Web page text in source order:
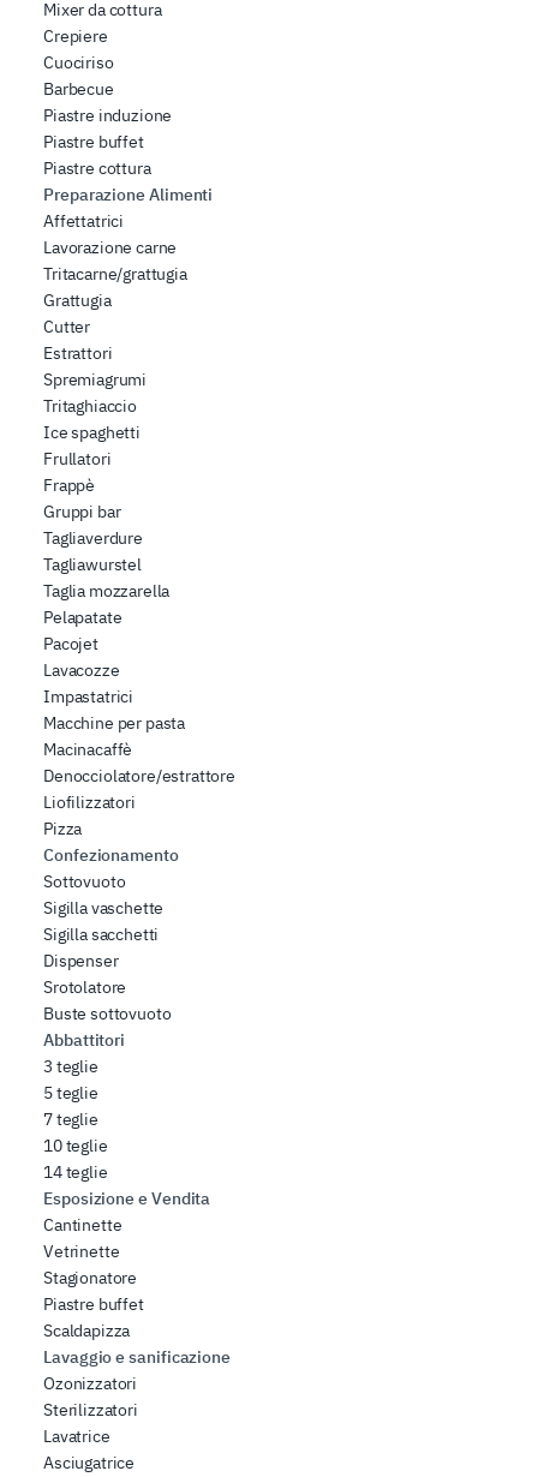
dei dati web, pubblicità e social media, i quali potrebbero
combinarle con altre informazioni che ha fornito loro o
che hanno raccolto dal suo utilizzo dei loro servizi.
Mixer da cottura
Crepiere
Cuociriso
Barbecue
Piastre induzione
Piastre buffet
Piastre cottura
Preparazione Alimenti
Affettatrici
Lavorazione carne
Tritacarne/grattugia
Grattugia
Cutter
Estrattori
Spremiagrumi
Tritaghiaccio
Ice spaghetti
Frullatori
Frappè
Gruppi bar
Tagliaverdure
Tagliawurstel
Taglia mozzarella
Pelapatate
Pacojet
Lavacozze
Impastatrici
Macchine per pasta
Macinacaffè
Denocciolatore/estrattore
Liofilizzatori
Pizza
Confezionamento
Sottovuoto
Sigilla vaschette
Sigilla sacchetti
Dispenser
Srotolatore
Buste sottovuoto
Abbattitori
3 teglie
5 teglie
7 teglie
10 teglie
14 teglie
Esposizione e Vendita
Cantinette
Vetrinette
Stagionatore
Piastre buffet
Scaldapizza
Lavaggio e sanificazione
Ozonizzatori
Sterilizzatori
Lavatrice
Asciugatrice